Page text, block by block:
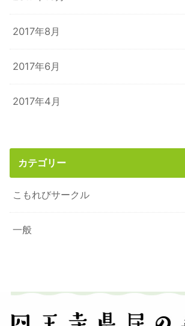
2017年8月
2017年6月
2017年4月
カテゴリー
こもれびサークル
一般